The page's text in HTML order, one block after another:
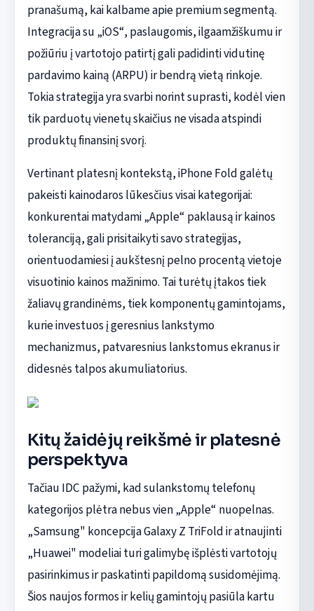
pranašumą, kai kalbame apie premium segmentą.
Integracija su „iOS“, paslaugomis, ilgaamžiškumu ir
požiūriu į vartotojo patirtį gali padidinti vidutinę
pardavimo kainą (ARPU) ir bendrą vietą rinkoje.
Tokia strategija yra svarbi norint suprasti, kodėl vien
tik parduotų vienetų skaičius ne visada atspindi
produktų finansinį svorį.
Vertinant platesnį kontekstą, iPhone Fold galėtų
pakeisti kainodaros lūkesčius visai kategorijai:
konkurentai matydami „Apple“ paklausą ir kainos
toleranciją, gali prisitaikyti savo strategijas,
orientuodamiesi į aukštesnį pelno procentą vietoje
visuotinio kainos mažinimo. Tai turėtų įtakos tiek
žaliavų grandinėms, tiek komponentų gamintojams,
kurie investuos į geresnius lankstymo
mechanizmus, patvaresnius lankstomus ekranus ir
didesnės talpos akumuliatorius.
Kitų žaidėjų reikšmė ir platesnė
perspektyva
Tačiau IDC pažymi, kad sulankstomų telefonų
kategorijos plėtra nebus vien „Apple“ nuopelnas.
„Samsung" koncepcija Galaxy Z TriFold ir atnaujinti
„Huawei" modeliai turi galimybę išplėsti vartotojų
pasirinkimus ir paskatinti papildomą susidomėjimą.
Šios naujos formos ir kelių gamintojų pasiūla kartu